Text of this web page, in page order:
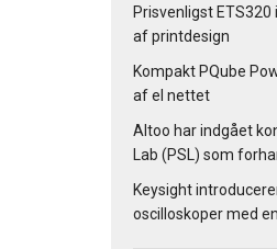
Prisvenligst
af printdesign
Kompakt PQube
af el nettet
Altoo har indgået
Lab (PSL) som
Keysight
oscilloskoper med